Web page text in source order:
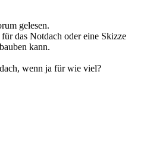
gelesen.
das Notdach oder eine Skizze
kann.
wenn ja für wie viel?